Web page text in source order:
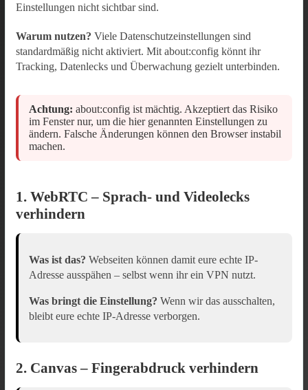
Einstellungen nicht sichtbar sind.
Warum nutzen? Viele Datenschutzeinstellungen sind
standardmäßig nicht aktiviert. Mit about:config könnt ihr
Tracking, Datenlecks und Überwachung gezielt unterbinden.
Achtung: about:config ist mächtig. Akzeptiert das Risiko
im Fenster nur, um die hier genannten Einstellungen zu
ändern. Falsche Änderungen können den Browser instabil
machen.
1. WebRTC – Sprach- und Videolecks
verhindern
Was ist das? Webseiten können damit eure echte IP-
Adresse ausspähen – selbst wenn ihr ein VPN nutzt.
Was bringt die Einstellung? Wenn wir das ausschalten,
bleibt eure echte IP-Adresse verborgen.
2. Canvas – Fingerabdruck verhindern